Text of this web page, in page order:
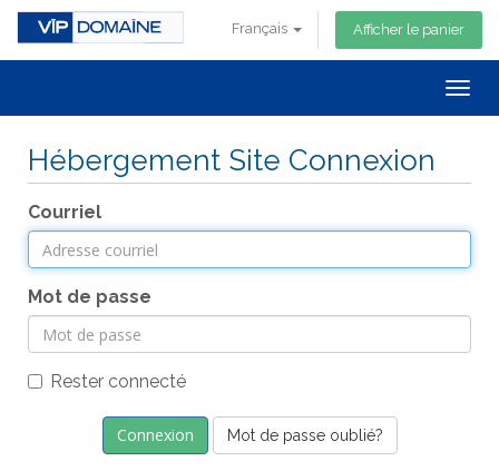
Français Afficher le panier
Hébergement Site Connexion
Courriel
Mot de passe
Rester connecté
Mot de passe oublié?